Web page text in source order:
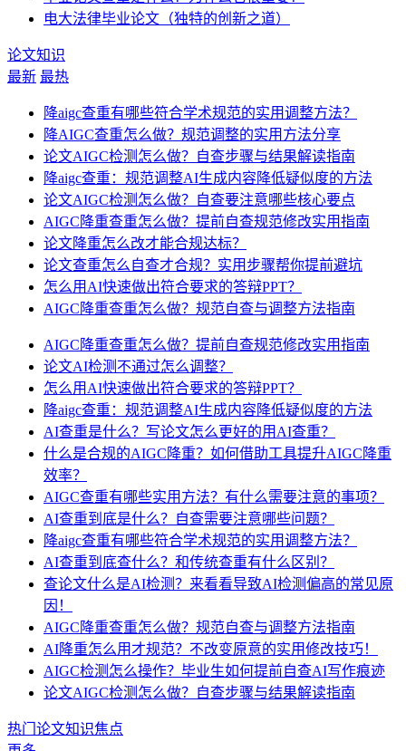
电大法律毕业论文（独特的创新之道）
论文知识
最新 最热
降aigc查重有哪些符合学术规范的实用调整方法？
降AIGC查重怎么做？规范调整的实用方法分享
论文AIGC检测怎么做？自查步骤与结果解读指南
降aigc查重：规范调整AI生成内容降低疑似度的方法
论文AIGC检测怎么做？自查要注意哪些核心要点
AIGC降重查重怎么做？提前自查规范修改实用指南
论文降重怎么改才能合规达标？
论文查重怎么自查才合规？实用步骤帮你提前避坑
怎么用AI快速做出符合要求的答辩PPT？
AIGC降重查重怎么做？规范自查与调整方法指南
AIGC降重查重怎么做？提前自查规范修改实用指南
论文AI检测不通过怎么调整？
怎么用AI快速做出符合要求的答辩PPT？
降aigc查重：规范调整AI生成内容降低疑似度的方法
AI查重是什么？写论文怎么更好的用AI查重？
什么是合规的AIGC降重？如何借助工具提升AIGC降重
效率？
AIGC查重有哪些实用方法？有什么需要注意的事项？
AI查重到底是什么？自查需要注意哪些问题？
降aigc查重有哪些符合学术规范的实用调整方法？
AI查重到底查什么？和传统查重有什么区别？
查论文什么是AI检测？来看看导致AI检测偏高的常见原
因！
AIGC降重查重怎么做？规范自查与调整方法指南
AI降重怎么用才规范？不改变原意的实用修改技巧！
AIGC检测怎么操作？毕业生如何提前自查AI写作痕迹
论文AIGC检测怎么做？自查步骤与结果解读指南
热门论文知识焦点